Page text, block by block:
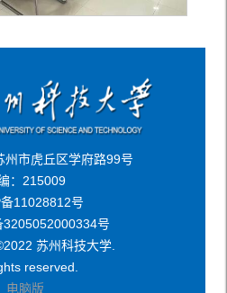
州市虎丘区学府路99号
：215009
11028812号
3205052000334号
苏州科技大学.
reserved.
电脑版